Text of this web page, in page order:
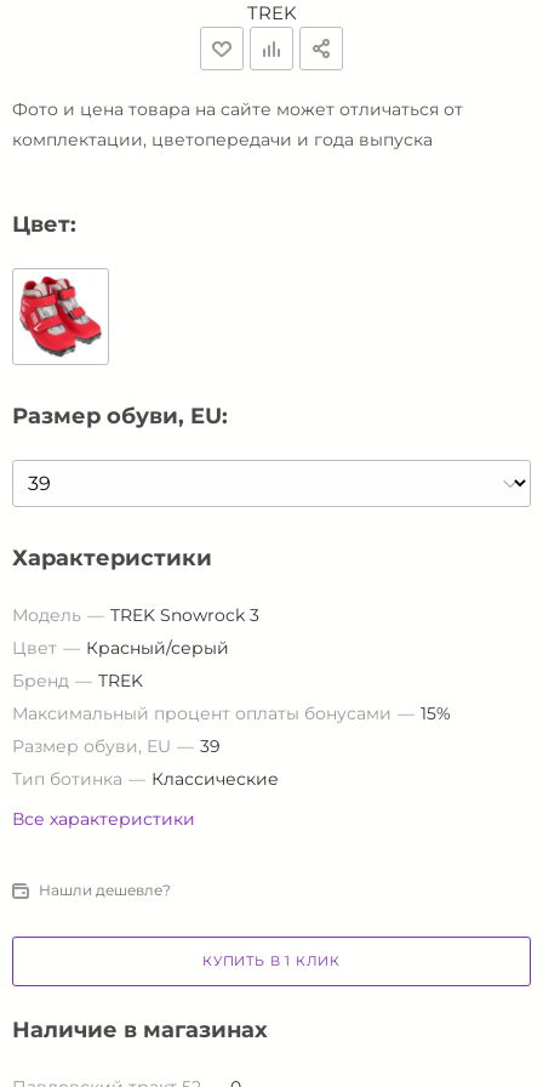
TREK
Фото и цена товара на сайте может отличаться от
комплектации, цветопередачи и года выпуска
Цвет:
Размер обуви, EU:
Характеристики
Модель
TREK Snowrock 3
Цвет
Красный/серый
Бренд
TREK
Максимальный процент оплаты бонусами
15%
Размер обуви, EU
39
Тип ботинка
Классические
Все характеристики
Нашли дешевле?
КУПИТЬ В 1 КЛИК
Наличие в магазинах